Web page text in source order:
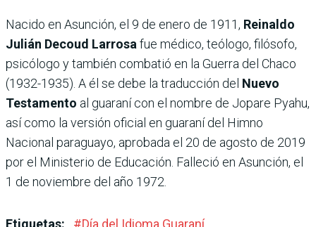
Nacido en Asunción, el 9 de enero de 1911, Reinaldo
Julián Decoud Larrosa fue médico, teólogo, filósofo,
psicólogo y también combatió en la Guerra del Chaco
(1932-1935). A él se debe la traducción del Nuevo
Testamento al guaraní con el nombre de Jopare Pyahu,
así como la versión oficial en guaraní del Himno
Nacional paraguayo, aprobada el 20 de agosto de 2019
por el Ministerio de Educación. Falleció en Asunción, el
1 de noviembre del año 1972.
Etiquetas: #Día del Idioma Guaraní